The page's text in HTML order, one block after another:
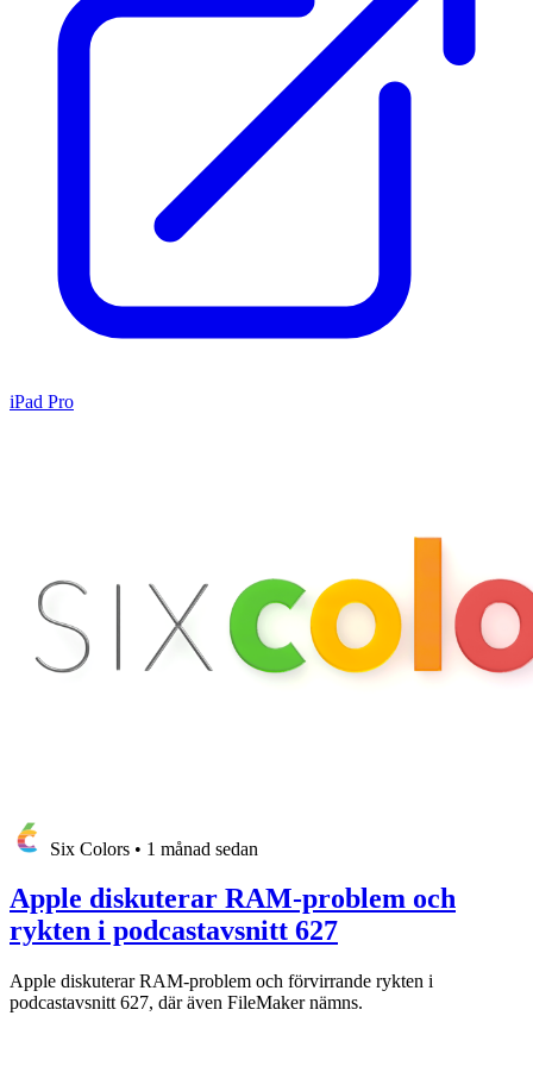
iPad Pro
Six Colors • 1 månad sedan
Apple diskuterar RAM-problem och
rykten i podcastavsnitt 627
Apple diskuterar RAM-problem och förvirrande rykten i
podcastavsnitt 627, där även FileMaker nämns.